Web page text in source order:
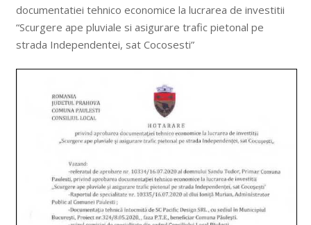
documentatiei tehnico economice la lucrarea de investitii
“Scurgere ape pluviale si asigurare trafic pietonal pe
strada Independentei, sat Cocosesti”